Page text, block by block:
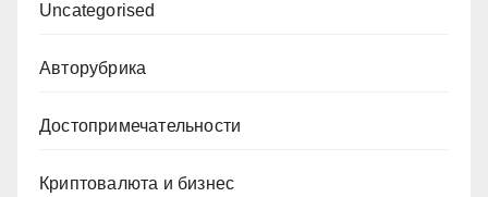
Uncategorised
Авторубрика
Достопримечательности
Криптовалюта и бизнес